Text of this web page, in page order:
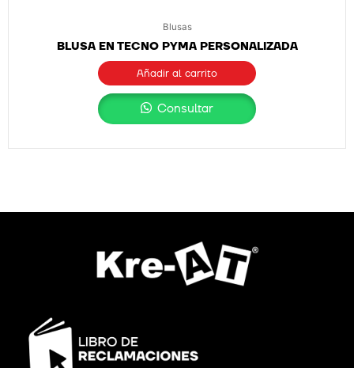
Blusas
BLUSA EN TECNO PYMA PERSONALIZADA
Añadir al carrito
Consultar